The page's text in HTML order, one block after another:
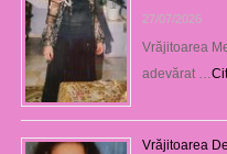
27/07/2026
Vrăjitoarea
adevărat …
Vrăjitoarea